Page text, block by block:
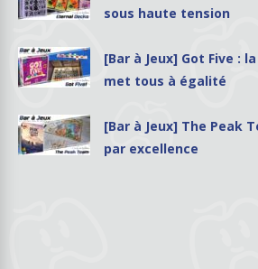
sous haute tension
[Bar à Jeux] Got Five :
met tous à égalité
[Bar à Jeux] The Peak
par excellence